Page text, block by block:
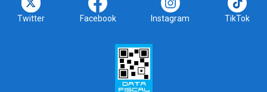
Twitter Facebook Instagram TikTok